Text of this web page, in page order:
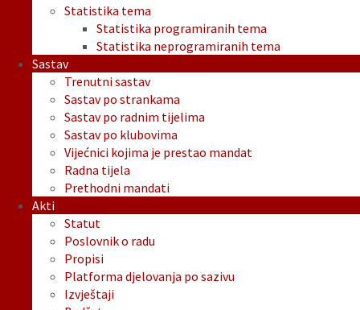
Statistika tema
Statistika programiranih tema
Statistika neprogramiranih tema
Sastav
Trenutni sastav
Sastav po strankama
Sastav po radnim tijelima
Sastav po klubovima
Vijećnici kojima je prestao mandat
Radna tijela
Prethodni mandati
Akti
Statut
Poslovnik o radu
Propisi
Platforma djelovanja po sazivu
Izvještaji